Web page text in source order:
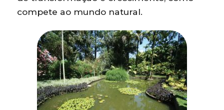
compete ao mundo natural.